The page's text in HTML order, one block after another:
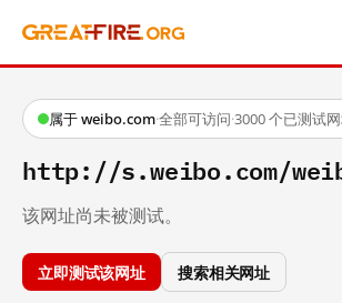
属于 weibo.com·全部可访问·3000 个已测试
http://s.weibo.com/
该网址尚未被测试。
立即测试该网址 搜索相关网址